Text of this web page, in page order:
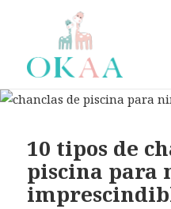
OkaaSpain –
Zapatería
fabricados en
OKAASPAIN
10 tipos de
piscina para